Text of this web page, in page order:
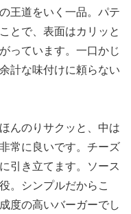
王道をいく一品。パテ
とで、表面はカリッと
っています。一口かじ
計な味付けに頼らない
んのりサクッと、中は
常に良いです。チーズ
引き立てます。ソース
。シンプルだからこ
度の高いバーガーでし